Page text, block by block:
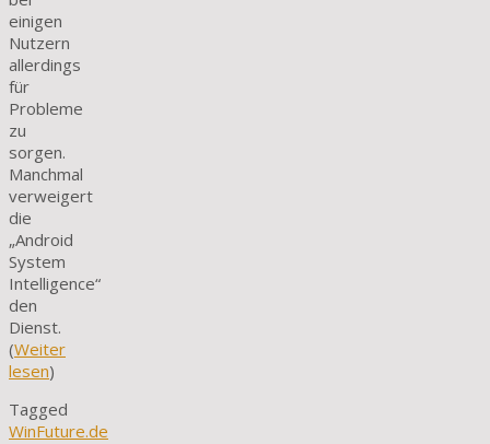
einigen
Nutzern
allerdings
für
Probleme
zu
sorgen.
Manchmal
verweigert
die
„Android
System
Intelligence“
den
Dienst.
(Weiter
lesen)
Tagged
WinFuture.de